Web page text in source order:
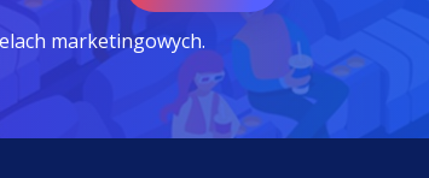
marketingowych.